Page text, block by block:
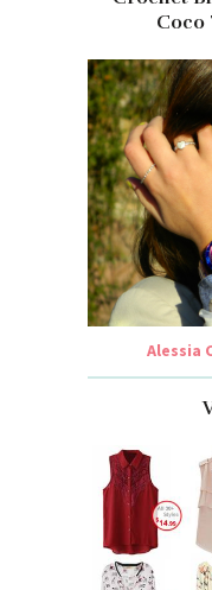
Coco
Alessia